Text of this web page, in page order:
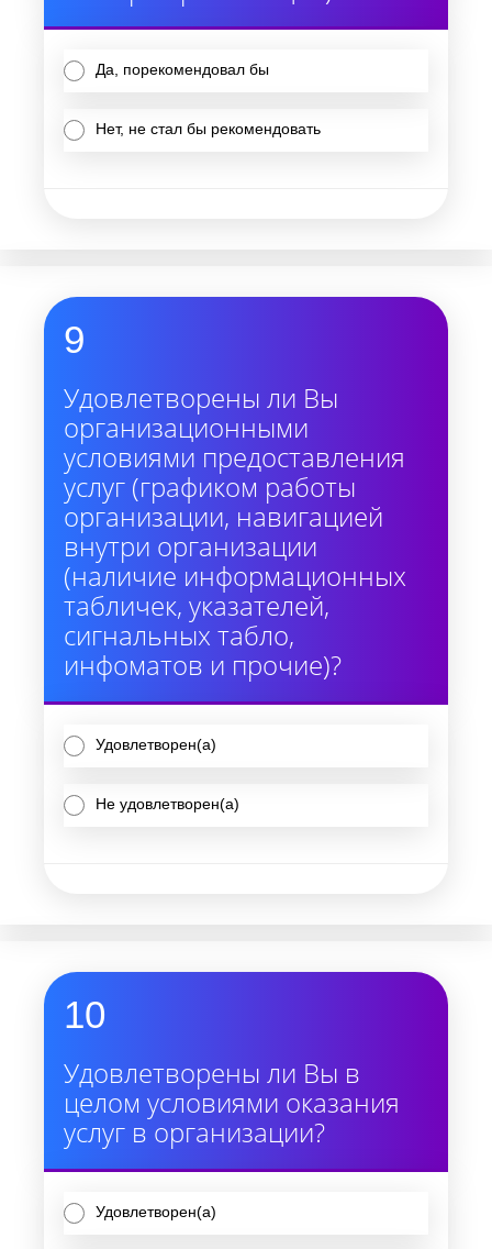
Да, порекомендовал бы
Нет, не стал бы рекомендовать
9
Удовлетворены ли Вы
организационными
условиями предоставления
услуг (графиком работы
организации, навигацией
внутри организации
(наличие информационных
табличек, указателей,
сигнальных табло,
инфоматов и прочие)?
Удовлетворен(а)
Не удовлетворен(а)
10
Удовлетворены ли Вы в
целом условиями оказания
услуг в организации?
Удовлетворен(а)